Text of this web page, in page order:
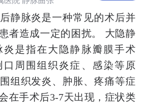
静脉炎是一种常见的术后并
者造成一定的困扰。 大隐静
炎是指在大隐静脉瓣膜手术
口周围组织炎症、感染等原
组织发炎、肿胀、疼痛等症
在手术后3-7天出现，症状类